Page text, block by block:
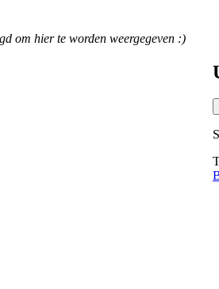
om hier te worden weergegeven :)